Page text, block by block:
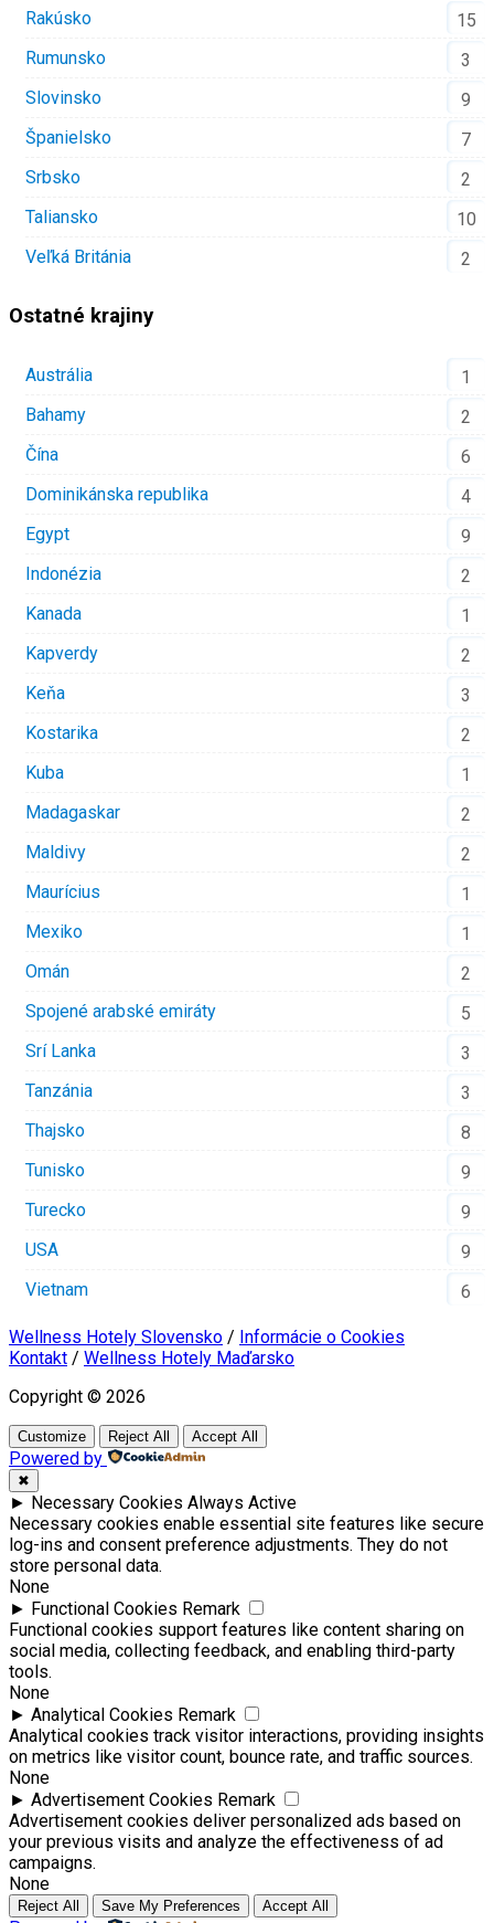
Rakúsko
15
Rumunsko
3
Slovinsko
9
Španielsko
7
Srbsko
2
Taliansko
10
Veľká Británia
2
Ostatné krajiny
Austrália
1
Bahamy
2
Čína
6
Dominikánska republika
4
Egypt
9
Indonézia
2
Kanada
1
Kapverdy
2
Keňa
3
Kostarika
2
Kuba
1
Madagaskar
2
Maldivy
2
Maurícius
1
Mexiko
1
Omán
2
Spojené arabské emiráty
5
Srí Lanka
3
Tanzánia
3
Thajsko
8
Tunisko
9
Turecko
9
USA
9
Vietnam
6
Wellness Hotely Slovensko / Informácie o Cookies
Kontakt / Wellness Hotely Maďarsko
Copyright © 2026
Customize Reject All Accept All
Powered by
✖
► Necessary Cookies Always Active
Necessary cookies enable essential site features like secure
log-ins and consent preference adjustments. They do not
store personal data.
None
► Functional Cookies Remark
Functional cookies support features like content sharing on
social media, collecting feedback, and enabling third-party
tools.
None
► Analytical Cookies Remark
Analytical cookies track visitor interactions, providing insights
on metrics like visitor count, bounce rate, and traffic sources.
None
► Advertisement Cookies Remark
Advertisement cookies deliver personalized ads based on
your previous visits and analyze the effectiveness of ad
campaigns.
None
Reject All Save My Preferences Accept All